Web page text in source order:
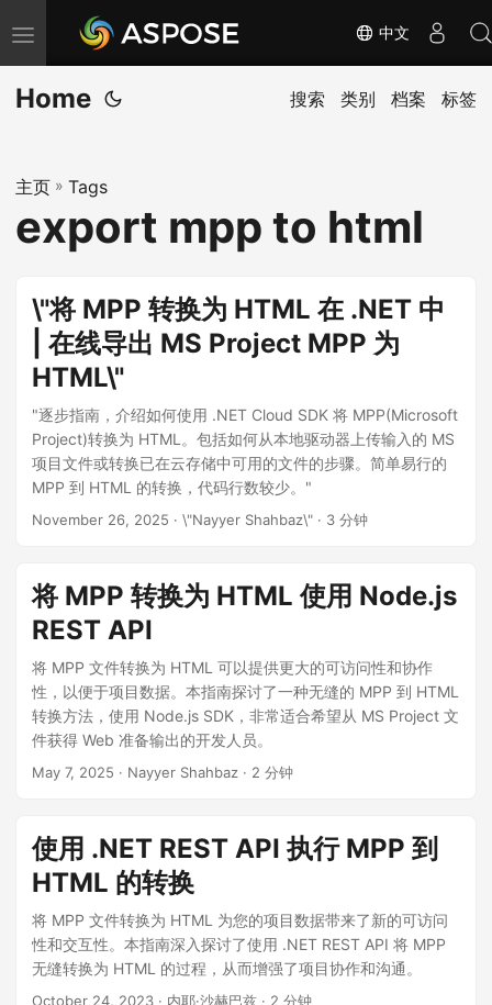
切
换
导
中文
Home 搜索 类别 档案 标签
主页 » Tags
export mpp to html
\"将 MPP 转换为 HTML 在 .NET 中
| 在线导出 MS Project MPP 为
HTML\"
"逐步指南，介绍如何使用 .NET Cloud SDK 将 MPP(Microsoft
Project)转换为 HTML。包括如何从本地驱动器上传输入的 MS
项目文件或转换已在云存储中可用的文件的步骤。简单易行的
MPP 到 HTML 的转换，代码行数较少。"
November 26, 2025 · \"Nayyer Shahbaz\" · 3 分钟
将 MPP 转换为 HTML 使用 Node.js
REST API
将 MPP 文件转换为 HTML 可以提供更大的可访问性和协作
性，以便于项目数据。本指南探讨了一种无缝的 MPP 到 HTML
转换方法，使用 Node.js SDK，非常适合希望从 MS Project 文
件获得 Web 准备输出的开发人员。
May 7, 2025 · Nayyer Shahbaz · 2 分钟
使用 .NET REST API 执行 MPP 到
HTML 的转换
将 MPP 文件转换为 HTML 为您的项目数据带来了新的可访问
性和交互性。本指南深入探讨了使用 .NET REST API 将 MPP
无缝转换为 HTML 的过程，从而增强了项目协作和沟通。
October 24, 2023 · 内耶·沙赫巴兹 · 2 分钟